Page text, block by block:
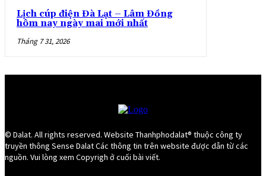
Lịch cúp điện Đà Lạt – Lâm Đồng
hôm nay ngày mai mới nhất
Tháng 7 31, 2026
© Dalat. All rights reserved. Website Thanhphodalat® thuộc công ty
truyền thông Sense Dalat Các thông tin trên website được dẫn từ các
nguồn. Vui lòng xem Copyrigh ở cuối bài viết.